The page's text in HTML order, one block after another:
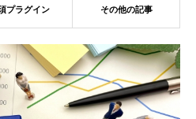
プラグイン その他の記事